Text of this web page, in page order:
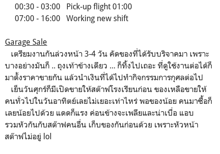
00:30 - 03:00 Pick-up flight 01:00
07:00 - 16:00 Working new shift
Garage Sale
เตรียมงานกันล่วงหน้า 3-4 วัน คัดของที่ได้รับบริจาคมา เพราะ
บางอย่างมันก็ .. ถุงเท้าข้างเดียว ... ก็ทิ้งไปเถอะ ที่ดูใช้งานต่อได้ก็
มาตั้งราคาขายกัน แล้วนำเงินที่ได้ไปทำกิจกรรมการกุศลต่อไป
เย็นวันศุกร์ก็มีเปิดขายให้สต๊าฟโรงเรียนก่อน ของเหลือขายให้
คนทั่วไปในวันอาทิตย์เลยไม่เยอะเท่าไหร่ พอของน้อย คนมาซื้อก็
เลยน้อยไปด้วย แดดก็แรง ค่อนข้างจะเพลียและน่าเบื่อ แอบ
รวมหัวกันกับสต๊าฟคนอื่น เก็บของกันก่อนด้วย เพราะหัวหน้า
สต๊าฟไม่อยู่ lol